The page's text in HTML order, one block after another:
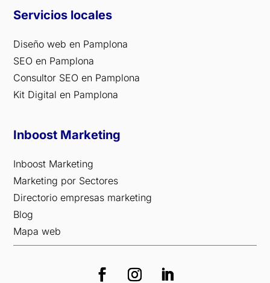
Servicios locales
Diseño web en Pamplona
SEO en Pamplona
Consultor SEO en Pamplona
Kit Digital en Pamplona
Inboost Marketing
Inboost Marketing
Marketing por Sectores
Directorio empresas marketing
Blog
Mapa web